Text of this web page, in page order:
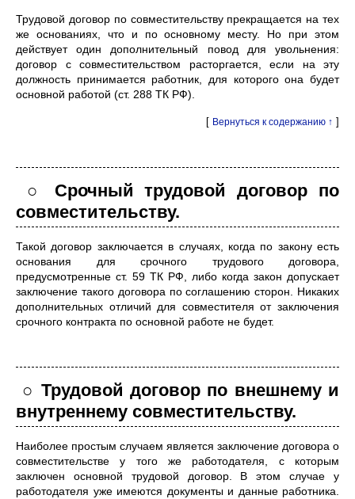
Трудовой договор по совместительству прекращается на тех
же основаниях, что и по основному месту. Но при этом
действует один дополнительный повод для увольнения:
договор с совместительством расторгается, если на эту
должность принимается работник, для которого она будет
основной работой (ст. 288 ТК РФ).
[ Вернуться к содержанию ↑ ]
○ Срочный трудовой договор по
совместительству.
Такой договор заключается в случаях, когда по закону есть
основания для срочного трудового договора,
предусмотренные ст. 59 ТК РФ, либо когда закон допускает
заключение такого договора по соглашению сторон. Никаких
дополнительных отличий для совместителя от заключения
срочного контракта по основной работе не будет.
○ Трудовой договор по внешнему и
внутреннему совместительству.
Наиболее простым случаем является заключение договора о
совместительстве у того же работодателя, с которым
заключен основной трудовой договор. В этом случае у
работодателя уже имеются документы и данные работника.